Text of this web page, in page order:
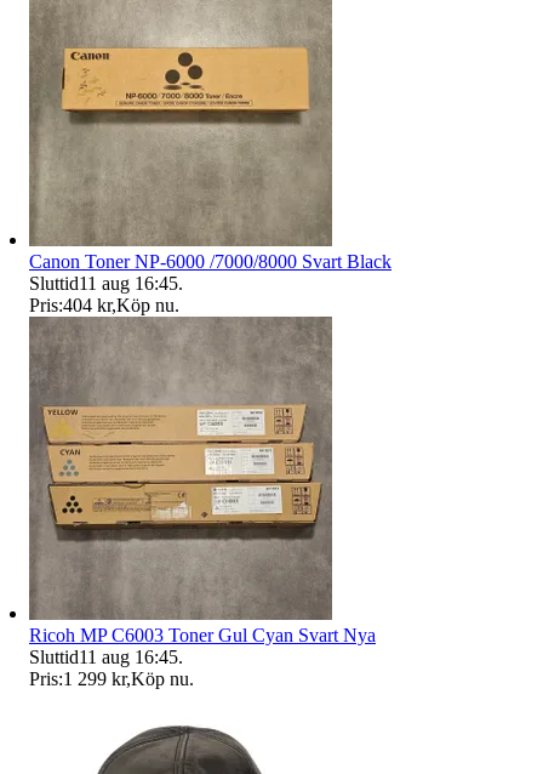
Canon Toner NP-6000 /7000/8000 Svart Black
Sluttid11 aug 16:45.
Pris:404 kr,Köp nu.
Ricoh MP C6003 Toner Gul Cyan Svart Nya
Sluttid11 aug 16:45.
Pris:1 299 kr,Köp nu.